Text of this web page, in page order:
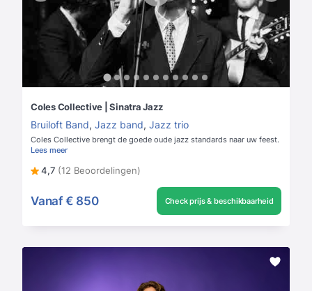
Coles Collective | Sinatra Jazz
Bruiloft Band, Jazz band, Jazz trio
Coles Collective brengt de goede oude jazz standards naar uw feest.
Lees meer
4,7 (12 Beoordelingen)
Vanaf € 850 Check prijs & beschikbaarheid